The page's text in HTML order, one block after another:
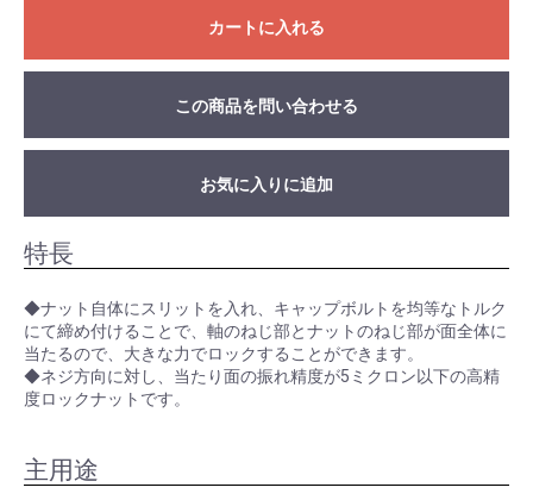
カートに入れる
この商品を問い合わせる
お気に入りに追加
特長
◆ナット自体にスリットを入れ、キャップボルトを均等なトルク
にて締め付けることで、軸のねじ部とナットのねじ部が面全体に
当たるので、大きな力でロックすることができます。
◆ネジ方向に対し、当たり面の振れ精度が5ミクロン以下の高精
度ロックナットです。
主用途